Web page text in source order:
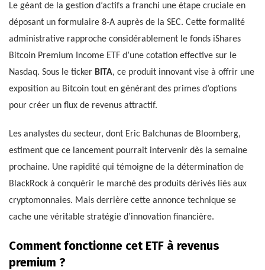
Le géant de la gestion d’actifs a franchi une étape cruciale en
déposant un formulaire 8-A auprès de la SEC. Cette formalité
administrative rapproche considérablement le fonds iShares
Bitcoin Premium Income ETF d’une cotation effective sur le
Nasdaq. Sous le ticker BITA, ce produit innovant vise à offrir une
exposition au Bitcoin tout en générant des primes d’options
pour créer un flux de revenus attractif.
Les analystes du secteur, dont Eric Balchunas de Bloomberg,
estiment que ce lancement pourrait intervenir dès la semaine
prochaine. Une rapidité qui témoigne de la détermination de
BlackRock à conquérir le marché des produits dérivés liés aux
cryptomonnaies. Mais derrière cette annonce technique se
cache une véritable stratégie d’innovation financière.
Comment fonctionne cet ETF à revenus
premium ?